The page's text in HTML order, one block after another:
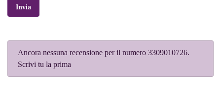
Invia
Ancora nessuna recensione per il numero 3309010726.
Scrivi tu la prima